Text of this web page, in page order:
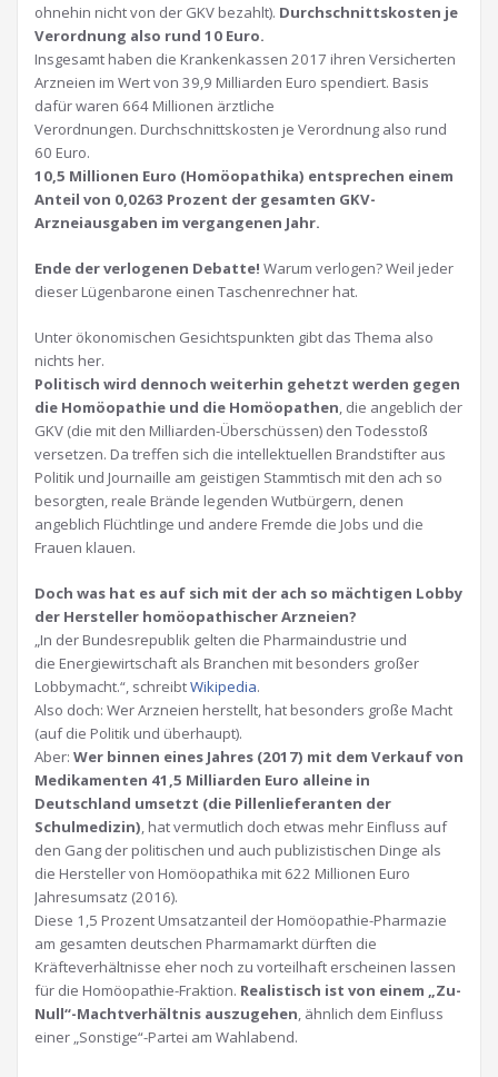
ohnehin nicht von der GKV bezahlt). Durchschnittskosten je
Verordnung also rund 10 Euro.
Insgesamt haben die Krankenkassen 2017 ihren Versicherten
Arzneien im Wert von 39,9 Milliarden Euro spendiert. Basis
dafür waren 664 Millionen ärztliche
Verordnungen. Durchschnittskosten je Verordnung also rund
60 Euro.
10,5 Millionen Euro (Homöopathika) entsprechen einem
Anteil von 0,0263 Prozent der gesamten GKV-
Arzneiausgaben im vergangenen Jahr.
Ende der verlogenen Debatte! Warum verlogen? Weil jeder
dieser Lügenbarone einen Taschenrechner hat.
Unter ökonomischen Gesichtspunkten gibt das Thema also
nichts her.
Politisch wird dennoch weiterhin gehetzt werden gegen
die Homöopathie und die Homöopathen, die angeblich der
GKV (die mit den Milliarden-Überschüssen) den Todesstoß
versetzen. Da treffen sich die intellektuellen Brandstifter aus
Politik und Journaille am geistigen Stammtisch mit den ach so
besorgten, reale Brände legenden Wutbürgern, denen
angeblich Flüchtlinge und andere Fremde die Jobs und die
Frauen klauen.
Doch was hat es auf sich mit der ach so mächtigen Lobby
der Hersteller homöopathischer Arzneien?
„In der Bundesrepublik gelten die Pharmaindustrie und
die Energiewirtschaft als Branchen mit besonders großer
Lobbymacht.“, schreibtWikipedia.
Also doch: Wer Arzneien herstellt, hat besonders große Macht
(auf die Politik und überhaupt).
Aber: Wer binnen eines Jahres (2017) mit dem Verkauf von
Medikamenten 41,5 Milliarden Euro alleine in
Deutschland umsetzt (die Pillenlieferanten der
Schulmedizin), hat vermutlich doch etwas mehr Einfluss auf
den Gang der politischen und auch publizistischen Dinge als
die Hersteller von Homöopathika mit 622 Millionen Euro
Jahresumsatz (2016).
Diese 1,5 Prozent Umsatzanteil der Homöopathie-Pharmazie
am gesamten deutschen Pharmamarkt dürften die
Kräfteverhältnisse eher noch zu vorteilhaft erscheinen lassen
für die Homöopathie-Fraktion. Realistisch ist von einem „Zu-
Null“-Machtverhältnis auszugehen, ähnlich dem Einfluss
einer „Sonstige“-Partei am Wahlabend.